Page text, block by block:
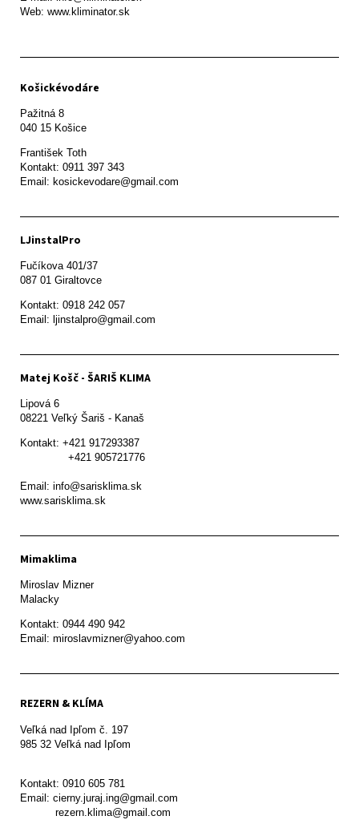
Web: www.kliminator.sk
Košickévodáre
Pažitná 8
František Toth
Kontakt: 0911 397 343
Email: kosickevodare@gmail.com
LJinstalPro
Fučíkova 401/37
087 01 Giraltovce
Kontakt: 0918 242 057
Email: ljinstalpro@gmail.com
Matej Košč - ŠARIŠ KLIMA
Lipová 6
08221 Veľký Šariš - Kanaš
Kontakt: +421 917293387
Email: info@sarisklima.sk
www.sarisklima.sk
Mimaklima
Miroslav Mizner
Malacky
Kontakt: 0944 490 942
REZERN & KLÍMA
Veľká nad Ipľom č. 197
985 32 Veľká nad Ipľom
Kontakt: 0910 605 781
Email: cierny.juraj.ing@gmail.com
           rezern.klima@gmail.com